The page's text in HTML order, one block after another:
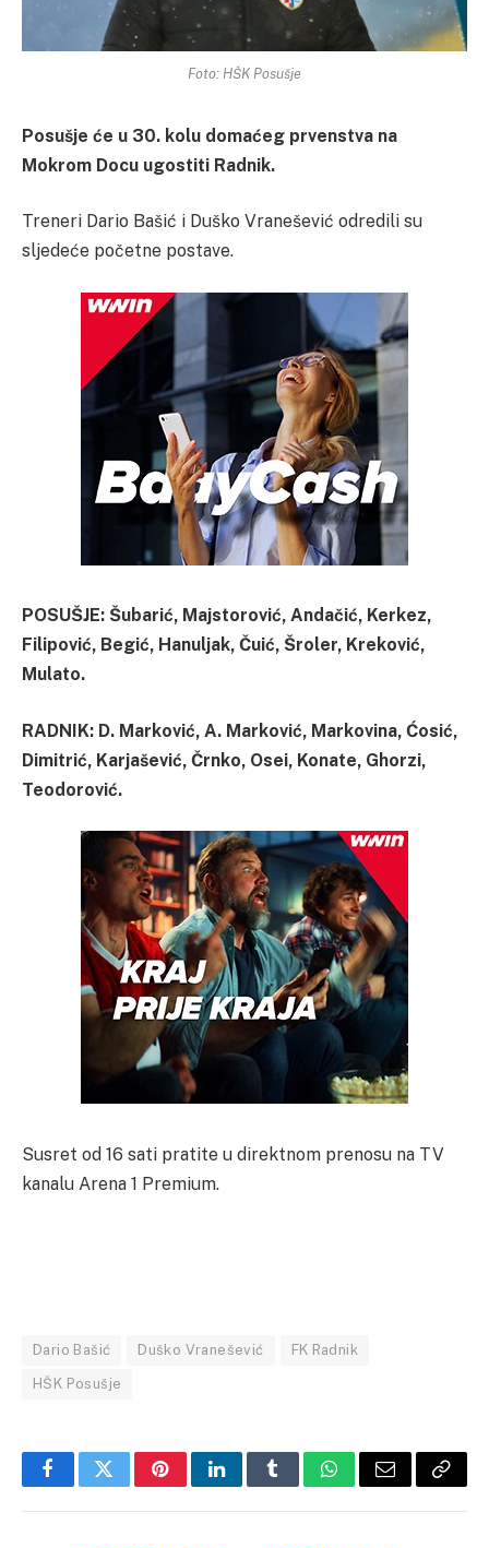
Foto: HŠK Posušje
Posušje će u 30. kolu domaćeg prvenstva na
Mokrom Docu ugostiti Radnik.
Treneri Dario Bašić i Duško Vranešević odredili su
sljedeće početne postave.
POSUŠJE: Šubarić, Majstorović, Andačić, Kerkez,
Filipović, Begić, Hanuljak, Čuić, Šroler, Kreković,
Mulato.
RADNIK: D. Marković, A. Marković, Markovina, Ćosić,
Dimitrić, Karjašević, Črnko, Osei, Konate, Ghorzi,
Teodorović.
Susret od 16 sati pratite u direktnom prenosu na TV
kanalu Arena 1 Premium.
Dario Bašić Duško Vranešević FK Radnik
HŠK Posušje
FacebookTwitterPinterestLinkedInTumblrWhatsApp
Email Copy